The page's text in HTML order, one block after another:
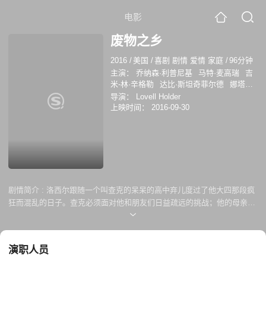
电影
废物之乡
2016 / 美国 /喜剧 剧情 爱情 家庭 /96分钟
主演：
乔纳森·利普尼基 马特·麦高瑞
吉
米-林·辛格勒
达比·斯坦奇菲尔德
娜塔莉·
豪尔
祖赞娜·斯扎德科夫斯基
林
MarcoJamesMarquez
导演：
Lovell Holder
上映时间：
2016-09-30
剧情简介 : 洛西尔跟随一个叫查克的呆呆的高中弃儿度过了他大四那段疯
狂而混乱的日子。查克必须面对他和朋友们日益疏远的挑战；他的母亲已
经决定和一个年轻得多的男人约会，他正好是学校的体育老师。
演职人员